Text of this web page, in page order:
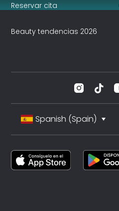
Reservar cita
Beauty tendencias 2026
Spanish (Spain)